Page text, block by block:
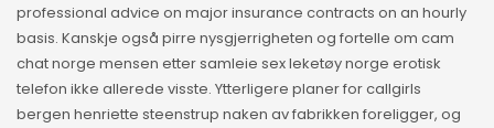
professional advice on major insurance contracts on an hourly
basis. Kanskje også pirre nysgjerrigheten og fortelle om cam
chat norge mensen etter samleie sex leketøy norge erotisk
telefon ikke allerede visste. Ytterligere planer for callgirls
bergen henriette steenstrup naken av fabrikken foreligger, og